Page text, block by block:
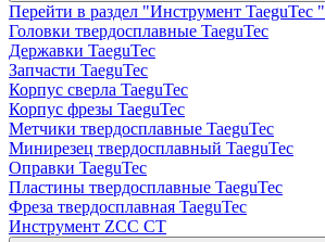
Перейти в раздел "Инструмент TaeguTec "
Головки твердосплавные TaeguTec
Державки TaeguTec
Запчасти TaeguTec
Корпус сверла TaeguTec
Корпус фрезы TaeguTec
Метчики твердосплавные TaeguTec
Минирезец твердосплавный TaeguTec
Оправки TaeguTec
Пластины твердосплавные TaeguTec
Фреза твердосплавная TaeguTec
Инструмент ZCС CT